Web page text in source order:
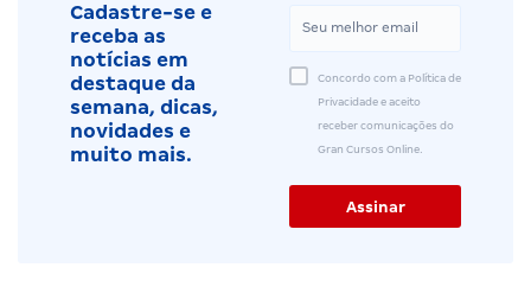
Cadastre-se e
receba as
notícias em
destaque da
semana, dicas,
novidades e
muito mais.
Concordo com a Política de
Privacidade e aceito
receber comunicações do
Gran Cursos Online.